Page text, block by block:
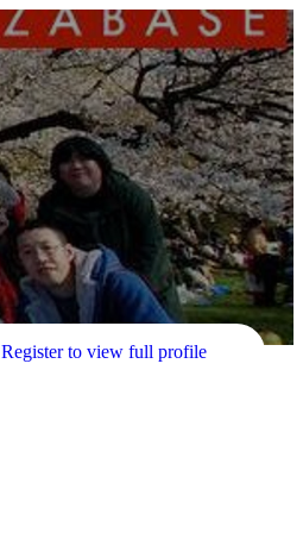
Register to view full profile